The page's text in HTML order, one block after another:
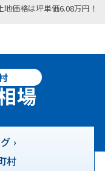
価格は坪単価6.08万円！
場
›
村